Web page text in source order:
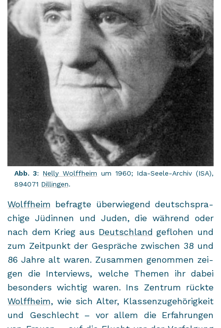
Abb. 3: Nelly Wolff­heim um 1960; Ida-​Seele-Archiv (ISA),
894071 Dil­lin­gen.
Wolff­heim be­frag­te über­wie­gend deutsch­spra­
chi­ge Jü­din­nen und Juden, die wäh­rend oder
nach dem Krieg aus Deutsch­land ge­flo­hen und
zum Zeit­punkt der Ge­sprä­che zwi­schen 38 und
86 Jahre alt waren. Zu­sam­men ge­nom­men zei­
gen die In­ter­views, wel­che The­men ihr dabei
be­son­ders wich­tig waren. Ins Zen­trum rück­te
Wolff­heim, wie sich Alter, Klas­sen­zu­ge­hö­rig­keit
und Ge­schlecht – vor allem die Er­fah­run­gen